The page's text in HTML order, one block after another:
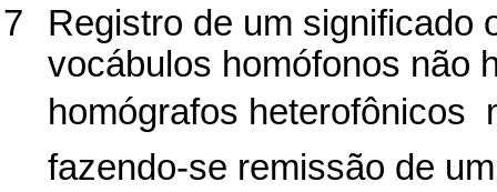
7
Registro de um significado
vocábulos homófonos não
homógrafos heterofônicos
fazendo-se remissão de